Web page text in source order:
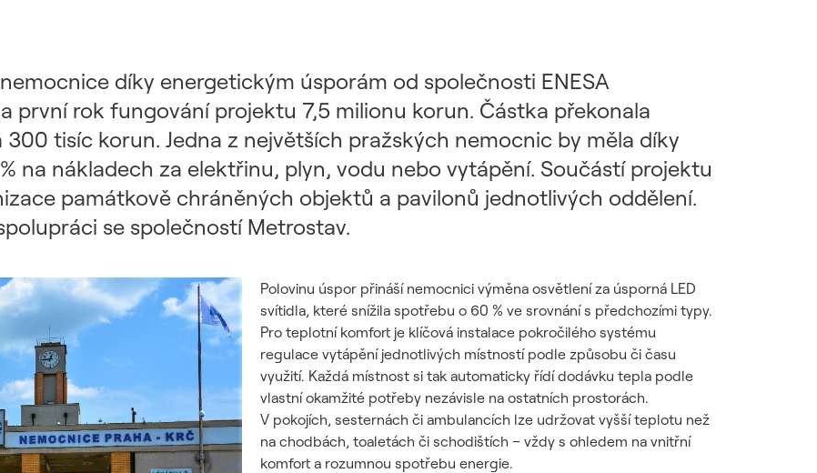
díky energetickým úsporám od společnosti ENESA
první rok fungování projektu 7,5 milionu korun. Částka překonala
tisíc korun. Jedna z největších pražských nemocnic by měla díky
na nákladech za elektřinu, plyn, vodu nebo vytápění. Součástí projektu
památkově chráněných objektů a pavilonů jednotlivých oddělení.
se společností Metrostav.
Polovinu úspor přináší nemocnici výměna osvětlení za úsporná LED
svítidla, které snížila spotřebu o 60 % ve srovnání s předchozími typy.
Pro teplotní komfort je klíčová instalace pokročilého systému
regulace vytápění jednotlivých místností podle způsobu či času
využití. Každá místnost si tak automaticky řídí dodávku tepla podle
vlastní okamžité potřeby nezávisle na ostatních prostorách.
V pokojích, sesternách či ambulancích lze udržovat vyšší teplotu než
na chodbách, toaletách či schodištích – vždy s ohledem na vnitřní
komfort a rozumnou spotřebu energie.